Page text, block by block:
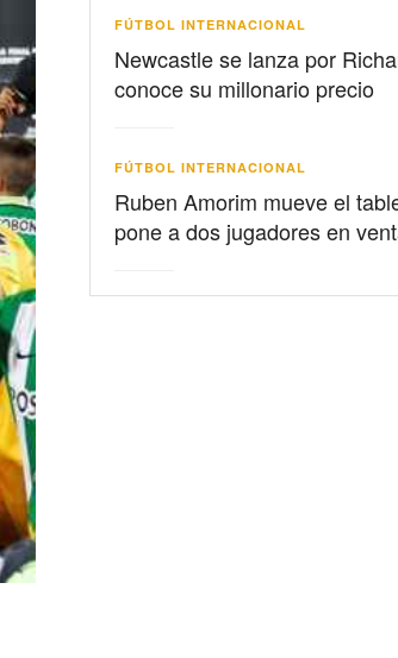
FÚTBOL INTERNACIONAL
Newcastle se lanza por
conoce su millonario precio
FÚTBOL INTERNACIONAL
Ruben Amorim mueve el
pone a dos jugadores en